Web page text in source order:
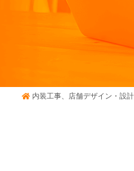
内装工事、店舗デザイン・設